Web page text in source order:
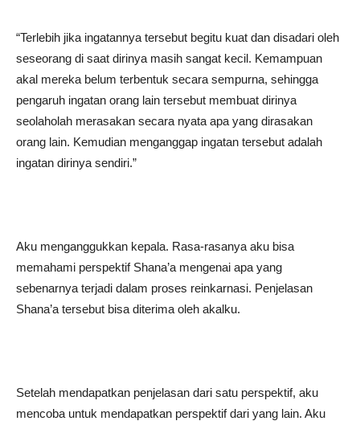
“Terlebih jika ingatannya tersebut begitu kuat dan disadari oleh
seseorang di saat dirinya masih sangat kecil. Kemampuan
akal mereka belum terbentuk secara sempurna, sehingga
pengaruh ingatan orang lain tersebut membuat dirinya
seolaholah merasakan secara nyata apa yang dirasakan
orang lain. Kemudian menganggap ingatan tersebut adalah
ingatan dirinya sendiri.”
Aku menganggukkan kepala. Rasa-rasanya aku bisa
memahami perspektif Shana’a mengenai apa yang
sebenarnya terjadi dalam proses reinkarnasi. Penjelasan
Shana’a tersebut bisa diterima oleh akalku.
Setelah mendapatkan penjelasan dari satu perspektif, aku
mencoba untuk mendapatkan perspektif dari yang lain. Aku